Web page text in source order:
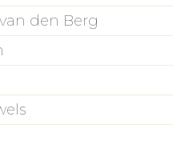
den Berg